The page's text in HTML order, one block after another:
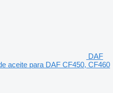
DAF
aceite para DAF CF450, CF460